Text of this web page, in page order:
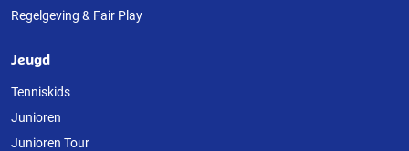
Regelgeving & Fair Play
Jeugd
Tenniskids
Junioren
Junioren Tour